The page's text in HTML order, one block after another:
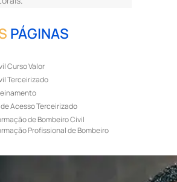
PÁGINAS
Curso Valor
Terceirizado
Acesso Terceirizado
de Bombeiro Civil
Profissional de Bombeiro
Civil
Civil Preço